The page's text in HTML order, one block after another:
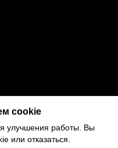
в социальных
cookie
улучшения работы. Вы
или отказаться.